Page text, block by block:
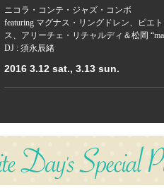
ニコラ・コンテ・ジャズ・コンボ
featuring マグナス・リングドレン、ピエ
ス、アリーチェ・リチャルディ＆松岡
DJ : 須永辰緒
2016 3.12 sat., 3.13 sun.